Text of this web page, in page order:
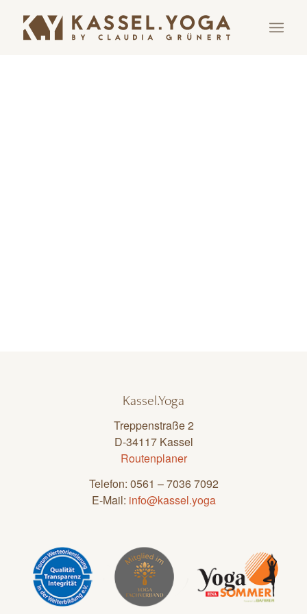
Kassel.Yoga
Treppenstraße 2
D-34117 Kassel
Routenplaner
Telefon: 0561 – 7036 7092
E-Mail: info@kassel.yoga